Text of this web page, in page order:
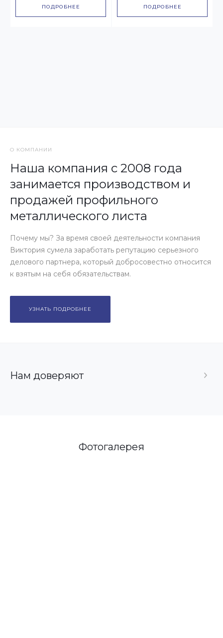
ПОДРОБНЕЕ ПОДРОБНЕЕ
О КОМПАНИИ
Наша компания с 2008 года
занимается производством и
продажей профильного
металлического листа
Почему мы? За время своей деятельности компания
Виктория сумела заработать репутацию серьезного
делового партнера, который добросовестно относится
к взятым на себя обязательствам.
УЗНАТЬ ПОДРОБНЕЕ
Нам доверяют
Фотогалерея